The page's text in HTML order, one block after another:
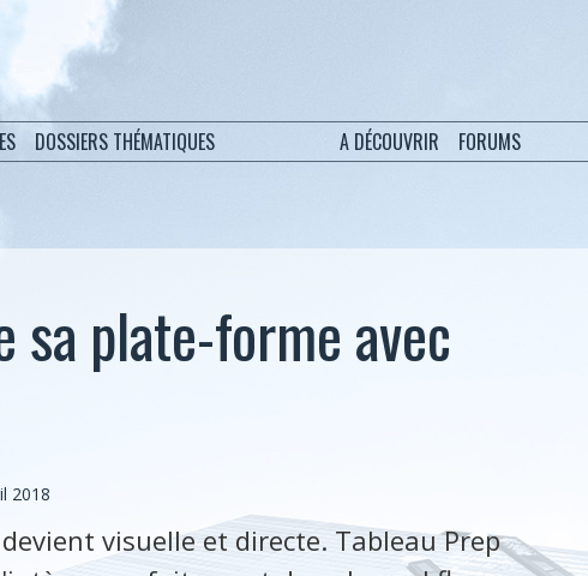
DOSSIERS THÉMATIQUES A DÉCOUVRIR FORUMS
sa plate-forme avec
2018
visuelle et directe. Tableau Prep